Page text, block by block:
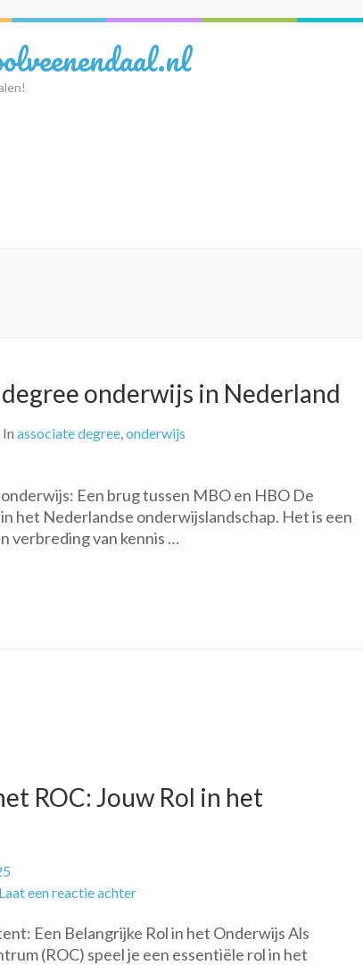
onderwijs in Nederland
In associate degree,onderwijs
Een brug tussen MBO en HBO De
het Nederlandse onderwijslandschap. Het is een
verbreding van kennis …
ROC: Jouw Rol in het
Laat een reactie achterop
een
Onderwijsassistent
Een Belangrijke Rol in het Onderwijs Als
(ROC) speel je een essentiële rol in het